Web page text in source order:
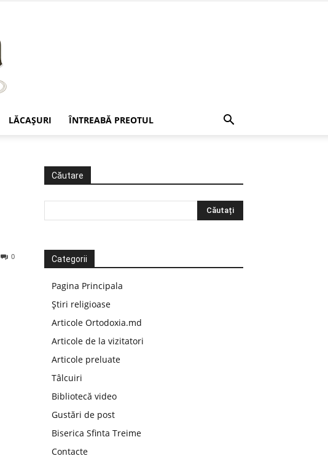
LĂCAŞURI ÎNTREABĂ PREOTUL
0
Căutare
Categorii
Pagina Principala
Știri religioase
Articole Ortodoxia.md
Articole de la vizitatori
Articole preluate
Tâlcuiri
Bibliotecă video
Gustări de post
Biserica Sfinta Treime
Contacte